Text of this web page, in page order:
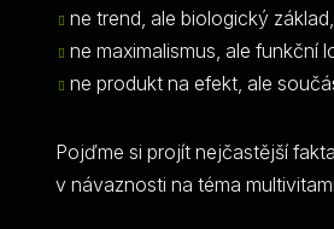
ne trend, ale biologický základ,
ne maximalismus, ale funkční
ne produkt na efekt, ale
Pojďme si projít nejčastější
v návaznosti na téma